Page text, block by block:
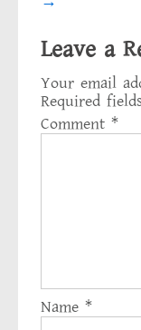
Leave a
Your email
Required
Comment *
Name *